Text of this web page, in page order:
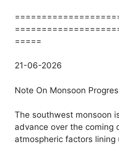
=====
21-06-2026
Note On Monsoon
The southwest monsoon
advance over the coming
atmospheric factors lining